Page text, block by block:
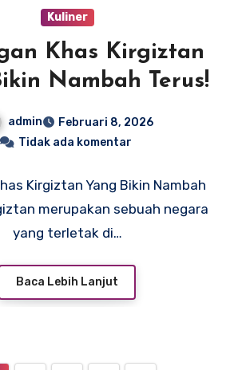
Kuliner
Khas Kirgiztan
Nambah Terus!
admin
Februari 8, 2026
Tidak ada komentar
Kirgiztan Yang Bikin Nambah
merupakan sebuah negara
yang terletak di…
Baca Lebih Lanjut